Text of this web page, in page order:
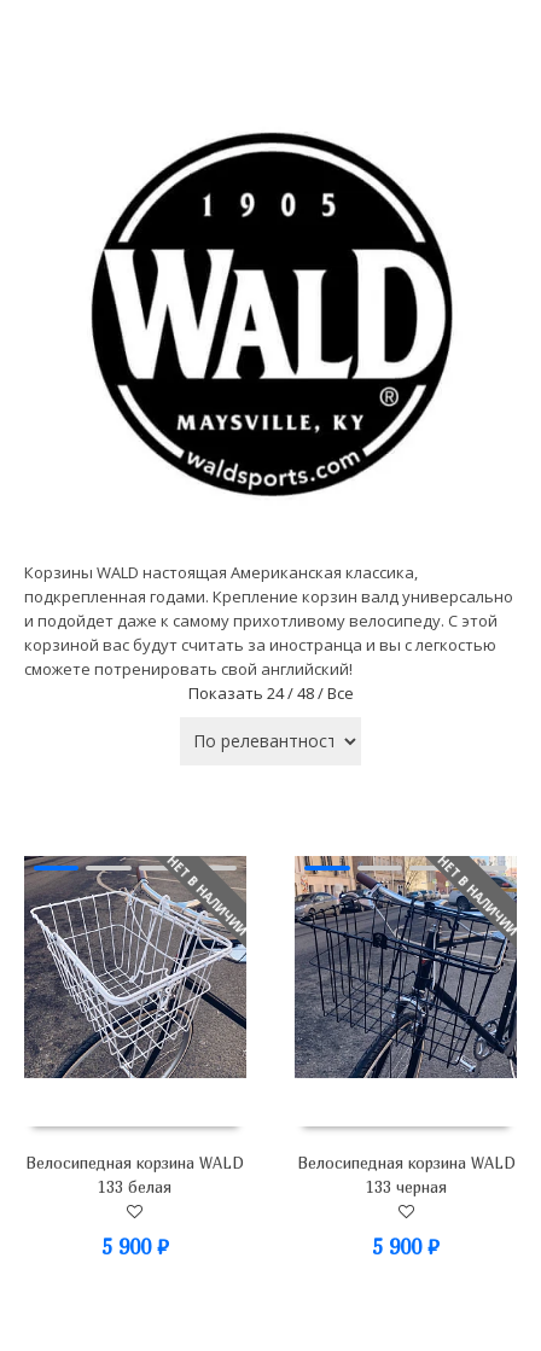
Корзины WALD настоящая Американская классика,
подкрепленная годами. Крепление корзин валд универсально
и подойдет даже к самому прихотливому велосипеду. С этой
корзиной вас будут считать за иностранца и вы с легкостью
сможете потренировать свой английский!
Показать 24 /48 /Все
НЕТ В НАЛИЧИИ
Велосипедная корзина WALD
133 белая
5 900 ₽
НЕТ В НАЛИЧИИ
Велосипедная корзина WALD
133 черная
5 900₽